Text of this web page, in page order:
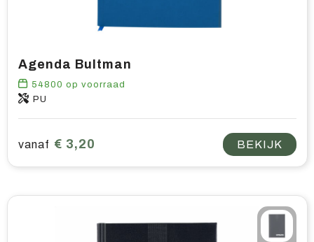
Agenda Bultman
54800 op voorraad
PU
vanaf € 3,20 BEKIJK